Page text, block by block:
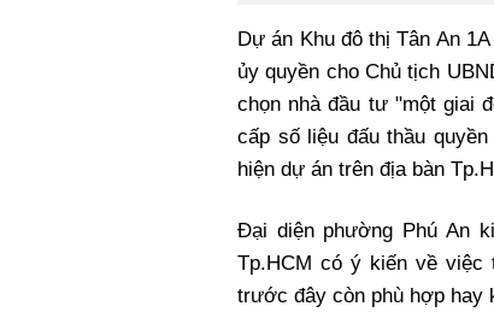
Dự án Khu đô thị Tân An
ủy quyền cho Chủ tịch
chọn nhà đầu tư "một giai
cấp số liệu đấu thầu
hiện dự án trên địa bàn
Đại diện phường Phú An
Tp.HCM có ý kiến về
trước đây còn phù hợp hay